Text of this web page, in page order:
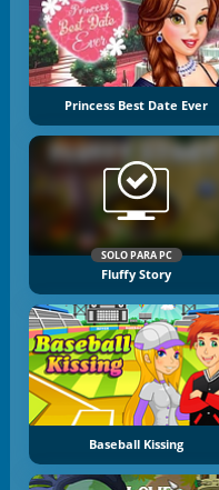
Princess Best Date Ever
SOLO PARA PC
Fluffy Story
Baseball Kissing